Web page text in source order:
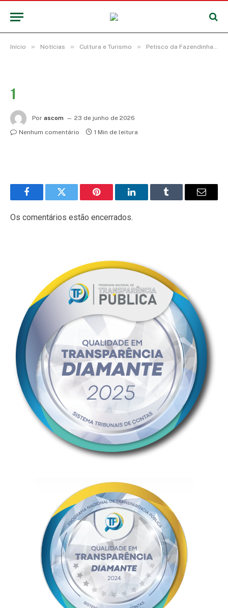
Início » Notícias » Cultura e Turismo » Petisco da Fazendinha disputa paladares no Concurso Gastronômico do Festival Abacaxi
1
Por ascom
23 de junho de 2026
Nenhum comentário
1 Min de leitura
FacebookTwitter Pinterest LinkedInTumblr
E-
Os comentários estão encerrados.